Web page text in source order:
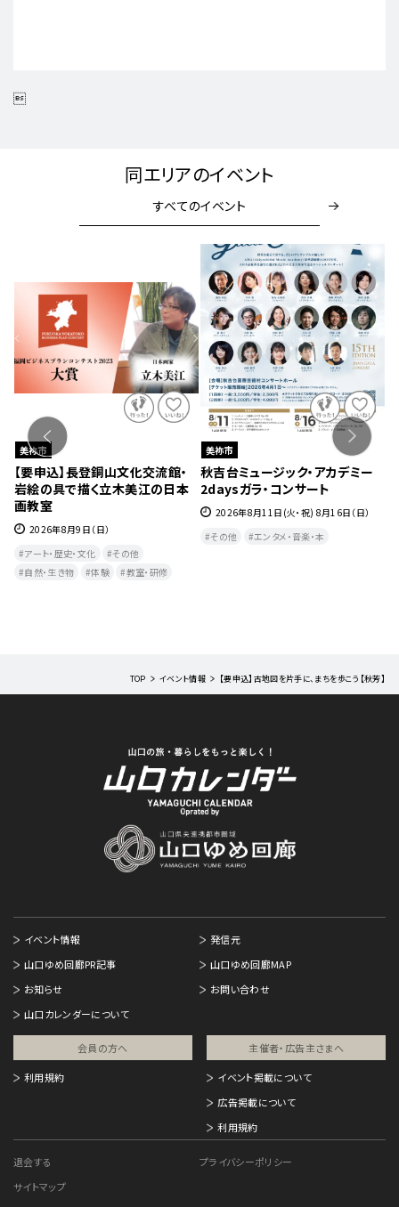

同エリアのイベント
すべてのイベント
美祢市
【要申込】長登銅山文化交流館・
岩絵の具で描く立木美江の日本
画教室
2026年8月9日（日）
アート・歴史・文化
その他
自然・生き物
体験 教室・研修
美祢市
秋吉台ミュージック・アカデミー
2daysガラ・コンサート
2026年8月11日(火・祝) 8月16日（日）
その他
エンタメ・音楽・本
TOP イベント情報 【要申込】古地図を片手に、まちを歩こう【秋芳】
イベント情報
発信元
山口ゆめ回廊PR記事
山口ゆめ回廊MAP
お知らせ
お問い合わせ
山口カレンダーについて
会員の方へ
利用規約
主催者・広告主さまへ​
イベント掲載について
広告掲載について
利用規約
退会する
プライバシーポリシー
サイトマップ